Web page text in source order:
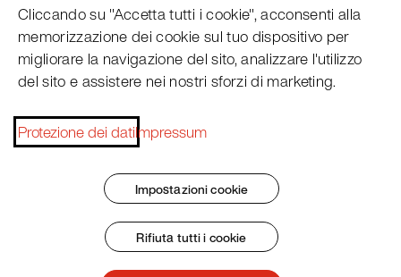
Subscribe Pacojet Newsletter
Would you like to be regularly updated on news, event
Termini e condizioni generali
Protezione dei dati
Cliccando su "Accetta tutti i cookie", acconsenti alla
memorizzazione dei cookie sul tuo dispositivo per
migliorare la navigazione del sito, analizzare l'utilizzo
del sito e assistere nei nostri sforzi di marketing.
Protezione dei datiImpressum
Impostazioni cookie
Rifiuta tutti i cookie